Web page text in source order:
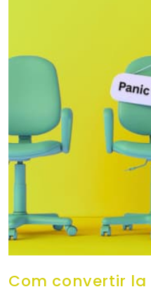
Com convertir